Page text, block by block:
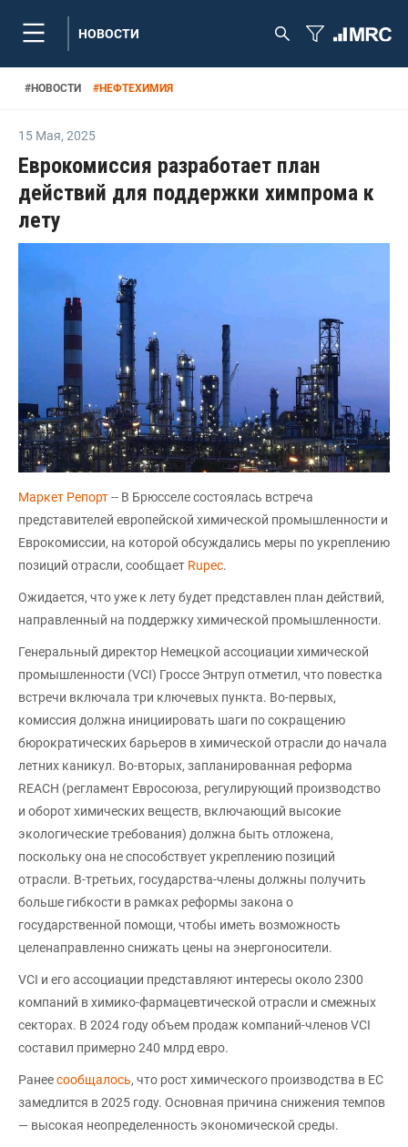
НОВОСТИ
#НОВОСТИ #НЕФТЕХИМИЯ
15 Мая, 2025
Еврокомиссия разработает план
действий для поддержки химпрома к
лету
Маркет Репорт-- В Брюсселе состоялась встреча
представителей европейской химической промышленности и
Еврокомиссии, на которой обсуждались меры по укреплению
позиций отрасли, сообщает Rupec.
Ожидается, что уже к лету будет представлен план действий,
направленный на поддержку химической промышленности.
Генеральный директор Немецкой ассоциации химической
промышленности (VCI) Гроссе Энтруп отметил, что повестка
встречи включала три ключевых пункта. Во-первых,
комиссия должна инициировать шаги по сокращению
бюрократических барьеров в химической отрасли до начала
летних каникул. Во-вторых, запланированная реформа
REACH (регламент Евросоюза, регулирующий производство
и оборот химических веществ, включающий высокие
экологические требования) должна быть отложена,
поскольку она не способствует укреплению позиций
отрасли. В-третьих, государства-члены должны получить
больше гибкости в рамках реформы закона о
государственной помощи, чтобы иметь возможность
целенаправленно снижать цены на энергоносители.
VCI и его ассоциации представляют интересы около 2300
компаний в химико-фармацевтической отрасли и смежных
секторах. В 2024 году объем продаж компаний-членов VCI
составил примерно 240 млрд евро.
Ранеесообщалось, что рост химического производства в ЕС
замедлится в 2025 году. Основная причина снижения темпов
— высокая неопределенность экономической среды.